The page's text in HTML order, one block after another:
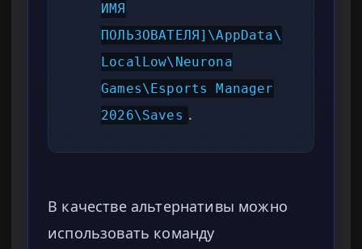
ИМЯ
ПОЛЬЗОВАТЕЛЯ]\AppData\
LocalLow\Neurona
Games\Esports Manager
2026\Saves .
В качестве альтернативы можно
использовать команду